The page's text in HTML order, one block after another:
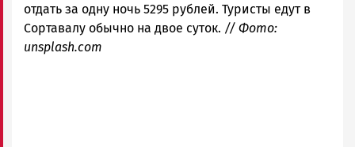
отдать за одну ночь 5295 рублей. Туристы едут в
Сортавалу обычно на двое суток. // Фото:
unsplash.com